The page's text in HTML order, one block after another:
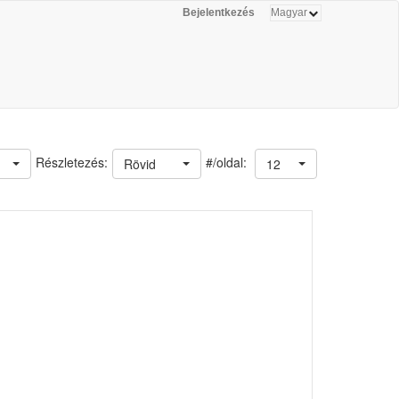
Bejelentkezés
#/oldal: 12
Rövid
Részletezés: